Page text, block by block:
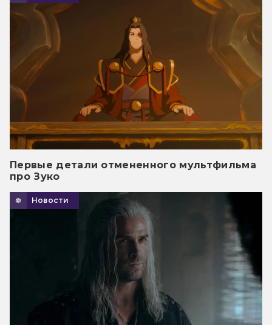
Первые детали отмененного мультфильма
про Зуко
Новости